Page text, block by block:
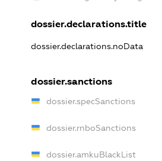
dossier.declarations.title
dossier.declarations.noData
dossier.sanctions
dossier.specSanctions
dossier.rnboSanctions
dossier.amkuBlackList